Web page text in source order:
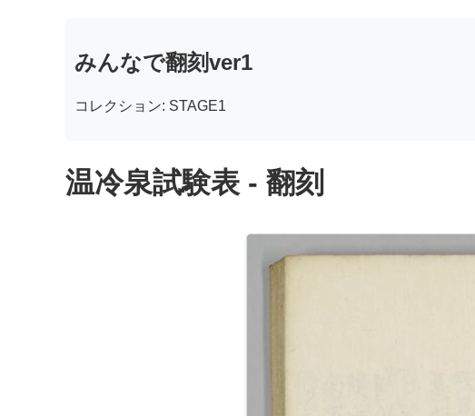
みんなで翻刻ver1
コレクション: STAGE1
温冷泉試験表 - 翻刻